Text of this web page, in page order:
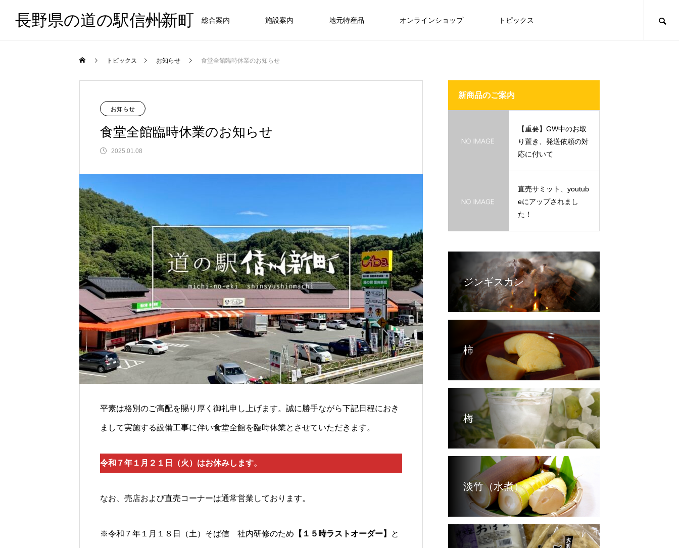
長野県の道の駅信州新町
ホーム 総合案内 施設案内 地元特産品 オンラインショップ トピックス
施設内マップ
長野方面側に食堂,中央に信州土産物、
民芸品、酒類,松本方面側に食品、直売
コーナーを配置しております。
直売所エリア
による直売コーナーでは 値ごろ感が魅
力。さらに四季折々の旬菜旬果がなら
びます。
食堂エリア
FEATURE
柿 梅（梅漬け・干し梅・梅ワイン・梅酒） ジンギスカン
ジビエ
鹿肉ジビエ こんにゃく
直売サミット、youtubeにアップされ
ました！
2026.04.10 2026.03.16
雨樋・テントシート張替修繕工事につ
【新商品】UME-ALEについて
2023.09.02
2022.08.10
オリジナル商品『新町梅酒』好評発売
年末年始の営業時間及び新年初売りの
お知らせ
2021.12.14
Instagram始めました。
トピックス お知らせ 食堂全館臨時休業のお知らせ
お知らせ
食堂全館臨時休業のお知らせ
2025.01.08
平素は格別のご高配を賜り厚く御礼申し上げます。誠に勝手ながら下記日程におき
まして実施する設備工事に伴い食堂全館を臨時休業とさせていただきます。
令和７年１月２１日（火）はお休みします。
なお、売店および直売コーナーは通常営業しております。
※令和７年１月１８日（土）そば信 社内研修のため 【１５時ラストオーダー】 と
新商品のご案内
【重要】GW中のお取
り置き、発送依頼の対
応に付いて
直売サミット、youtub
eにアップされまし
た！
ジンギスカン
柿
梅
淡竹（水煮）